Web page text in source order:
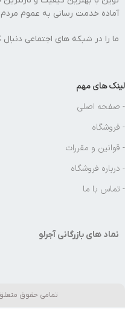
آماده خدمت رسانی به عموم
ما را در شبکه های اجتماعی
لینک های مهم
- صفحه اصلی
- فروشگاه
- قوانین و مقررات
- درباره فروشگاه
- تماس با ما
نماد های بازرگانی آجرلو
تمامی حقوق